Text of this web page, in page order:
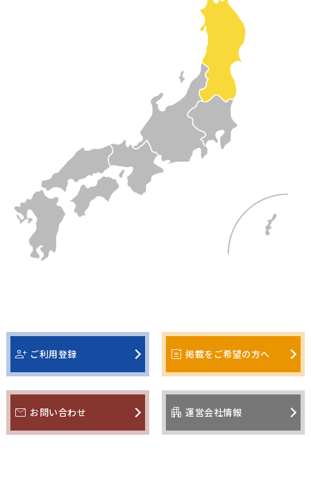
person_add ご利用登録 post_add 掲載をご希望の方へ
mail お問い合わせ apartment 運営会社情報